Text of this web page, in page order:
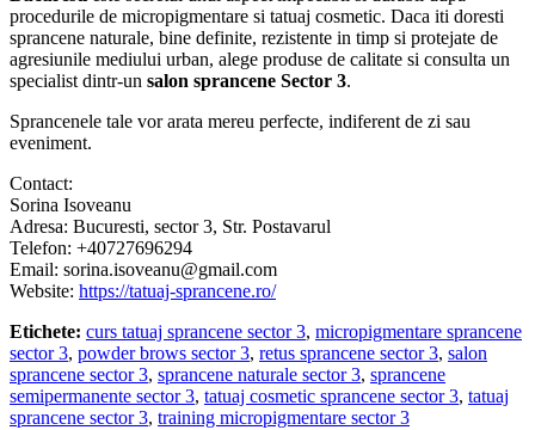
procedurile de micropigmentare si tatuaj cosmetic. Daca iti doresti
sprancene naturale, bine definite, rezistente in timp si protejate de
agresiunile mediului urban, alege produse de calitate si consulta un
specialist dintr-un salon sprancene Sector 3.
Sprancenele tale vor arata mereu perfecte, indiferent de zi sau
eveniment.
Contact:
Sorina Isoveanu
Adresa: Bucuresti, sector 3, Str. Postavarul
Telefon: +40727696294
Email: sorina.isoveanu@gmail.com
Website: https://tatuaj-sprancene.ro/
Etichete: curs tatuaj sprancene sector 3, micropigmentare sprancene
sector 3, powder brows sector 3, retus sprancene sector 3, salon
sprancene sector 3, sprancene naturale sector 3, sprancene
semipermanente sector 3, tatuaj cosmetic sprancene sector 3, tatuaj
sprancene sector 3, training micropigmentare sector 3